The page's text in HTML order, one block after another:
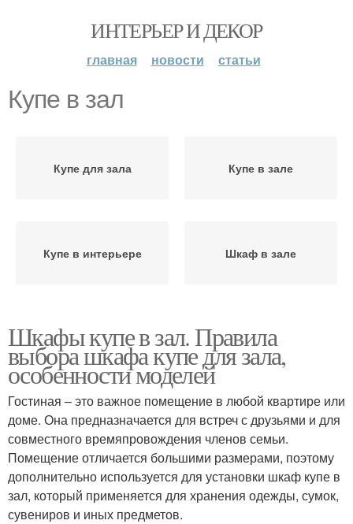
ИНТЕРЬЕР И ДЕКОР
главная новости статьи
Купе в зал
Купе для зала Купе в зале
Купе в интерьере Шкаф в зале
Шкафы купе в зал. Правила
выбора шкафа купе для зала,
особенности моделей
Гостиная – это важное помещение в любой квартире или
доме. Она предназначается для встреч с друзьями и для
совместного времяпровождения членов семьи.
Помещение отличается большими размерами, поэтому
дополнительно используется для установки шкаф купе в
зал, который применяется для хранения одежды, сумок,
сувениров и иных предметов.